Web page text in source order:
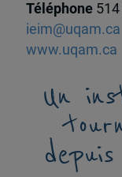
Téléphone
ieim@uqam.ca
www.uqam.ca
Un